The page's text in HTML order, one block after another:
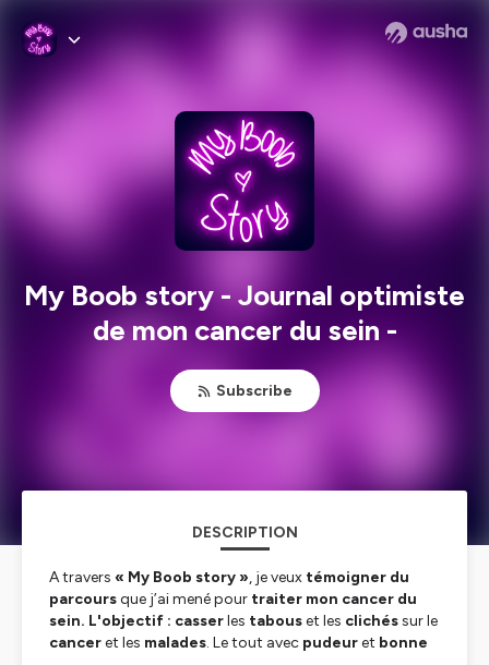
My Boob story - Journal optimiste
de mon cancer du sein -
Subscribe
DESCRIPTION
A travers « My Boob story », je veux témoigner du
parcoursque j’ai mené pour traiter mon cancer du
sein. L'objectif : casserles tabouset les clichéssur le
canceret les malades. Le tout avec pudeuret bonne